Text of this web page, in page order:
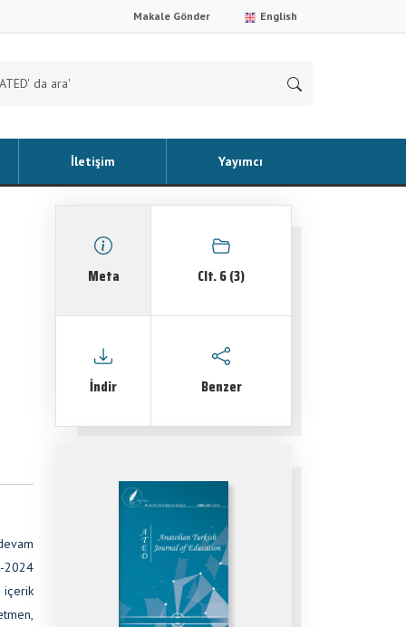
Makale Gönder English
İletişim Yayımcı
2024
içerik
Meta Clt. 6 (3)
İndir Benzer